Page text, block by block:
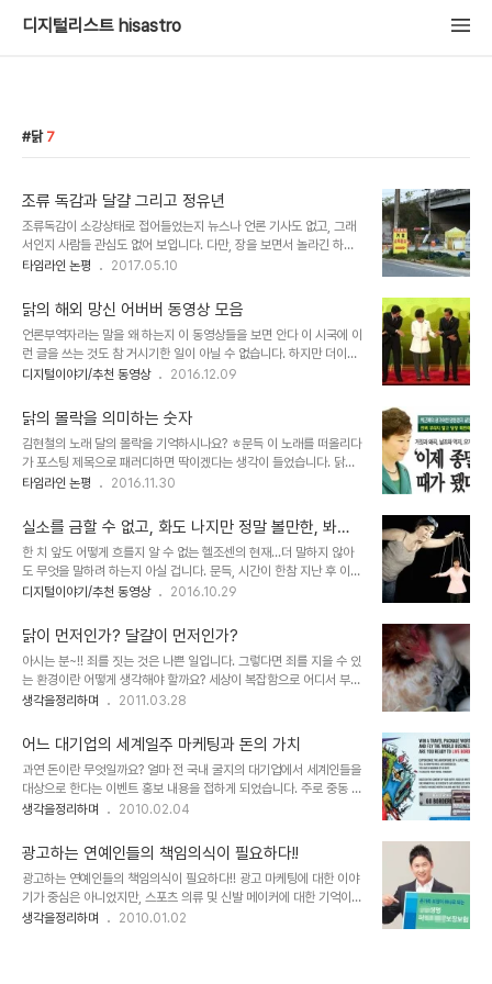
디지털리스트 hisastro
닭 7
조류 독감과 달걀 그리고 정유년
조류독감이 소강상태로 접어들었는지 뉴스나 언론 기사도 없고, 그래
서인지 사람들 관심도 없어 보입니다. 다만, 장을 보면서 놀라긴 하죠.
계란 값이 이전과 비교해 두배 가량 비씨다 보니... 그러나 거기까지만
다. 저도 그리 다를 바는 없습니다. 다르다면 살고 있는 곳이 시골인 까
닭에 직접적으로 눈에 보인다는 점 때문일 겁니다. 3월 말경에 닭을
포함한 살처분된 사육용 가금류의 수가 3,781만 마리에 달한다는 모
일간지의 보도를 본 것으로 기억하는데... 현재 인터넷 상에서 검색을
통해 확인한 바로는 국가 운영하는 질병관리본부에서 공지한 최근 소
2017년 17주차 인플루엔자..
타임라인 논평 2017.05.10
닭의 해외 망신 어버버 동영상 모음
언론부역자라는 말을 왜 하는지 이 동영상들을 보면 안다 이 시국에 이
런 글을 쓰는 것도 참 거시기한 일이 아닐 수 없습니다. 하지만 더이상
이런 어처구니없는 일이 두 번 다시 있어서는 안 되기에 그 거북한 마
그대로입니다. 언론이 가감 없이 정보를 제대로 제공했다면 이런 수준
미달은 결코 앞에 설 수 없었을 겁니다. 그들이 왜 그러했는지 모르는
바는 아닙니다. 그들에게 수준 미달은 관심의 대상이 아니었을 테니까
요. 오로지 자신들의 영욕을 채울 수 있기에 닭은 너무도 알맞은 숙주
였을 겁니다. 해외에서 이런 동영상을 그 나라 사람들이 보았을 때 뭐
라도 잠시 보면서 "뭐 저런 게 ..
디지털이야기/추천 동영상 2016.12.09
닭의 몰락을 의미하는 숫자
김현철의 노래 달의 몰락을 기억하시나요? ㅎ문득 이 노래를 떠올리다
가 포스팅 제목으로 패러디하면 딱이겠다는 생각이 들었습니다. 닭의
세 번째 다뫄(오탈자 아님)를 듣고 많이들 허탈하기도 하고 심지어 방
함수 `탄핵·χ³+개헌·χ²+총리·χ=?`…노림수는 무엇 하지만 조금 차
분히 생각해 보면, 그리고 좀 앞서 있다는 이들의 목소리를 귀 기울여
보면 상황이 나빠진 게 아니라 오히려 닭의 다뫄는 확실한 계기를 마련
해 준 것으로 볼 수 있습니다. 무슨 말이냐~ 이미 눈치채신 분들이 많
을 줄 압니다만, 한마디로 분위기 파악 못 하고 기름을 부은 격이기 때
는 이름의 어처구니없는 이들의 주춤..
타임라인 논평 2016.11.30
실소를 금할 수 없고, 화도 나지만 정말 볼만한, 봐야
만 하는 패러디
한 치 앞도 어떻게 흐를지 알 수 없는 헬조센의 현재...더 말하지 않아
도 무엇을 말하려 하는지 아실 겁니다. 문득, 시간이 한참 지난 후 이런
글들을 다시 보게 될 때 어떤 생각이 들지... 왠지 아련했으면 한다는
어제 포스트 제목으로 "능력이란 게 뭔지 자꾸 생각하게 만든다"라고
하며 그 대상이 되는 x의 능력을 조롱했었는데, 지금 소개하려는 동영
상을 보면서는 외려 이런 능력이 백배 천배 낫다는 생각마저 들었습니
다. 정말 실소를 금할 수 없고, 이런 걸 보며 웃어야 하나 하는 자괴감
이 들 만큼 참담한 마음입니다만, 이렇게 제대로 된 풍자를 할 수 있는
더 볼 수 ..
디지털이야기/추천 동영상 2016.10.29
닭이 먼저인가? 달걀이 먼저인가?
아시는 분~!! 죄를 짓는 것은 나쁜 일입니다. 그렇다면 죄를 지을 수 있
는 환경이란 어떻게 생각해야 할까요? 세상이 복잡함으로 어디서 부터
어떻게 실타래를 풀어가야 할지 쉽지 않은 답이지만, 우리는 사람이라
우의 정황에 대해 먼저 꼼꼼히 살펴야 하지 않을까 생각합니다. 이미지
출처: www.cleanerseas.com 헤게모니 세상이다 보니, 어쩌면 누
군가가 불특정 다수의 생활에 관여하고 그 불특정 다수의 생활이 여유
가 없는 환경으로 유도함으로써 불특정 다수가 무엇인가에 얽매이는
삶이 되도록 하여(돈과 같은 생활의 수단을 삶의 목표로 살아가도록
를 일입니다. 아니 어떤 ..
생각을정리하며 2011.03.28
어느 대기업의 세계일주 마케팅과 돈의 가치
과연 돈이란 무엇일까요? 얼마 전 국내 굴지의 대기업에서 세계인들을
대상으로 한다는 이벤트 홍보 내용을 접하게 되었습니다. 주로 중동 쪽
에 촛점이 맞춰진 듯 보였지만... 이벤트의 골자는, "80일간 세계 여행
UCC 동영상을 제작하여 해당 이벤트 웹사이트에 등록을 하면, 참여
한 사람 중 6명을 선발해서 우리 돈으로 약 1억 원의 여행경비와 80
일간 탑승 횟수에 관계없이 어디서든 자유롭게 비행기를 탈 수 있는...
그것도 비즈니스석의 항공권을 지원한다는 겁니다. ▲ 세계일주 이벤
트 홍보 이미지 이벤트의 내용은 쥘 베른의 소설 80일간의 세계일주
생각을정리하며 2010.02.04
광고하는 연예인들의 책임의식이 필요하다!!
광고하는 연예인들의 책임의식이 필요하다!! 광고 마케팅에 대한 이야
기가 중심은 아니었지만, 스포츠 의류 및 신발 메이커에 대한 기억이라
는 내용의 포스팅을 하면서 바람직한 광고 마케팅의 한가지 형태를 말
생각을정리하며 2010.01.02